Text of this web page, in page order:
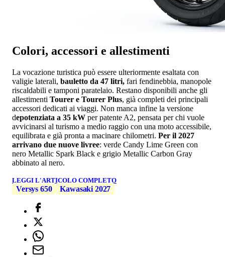
Colori, accessori e allestimenti
La vocazione turistica può essere ulteriormente esaltata con
valigie laterali, bauletto da 47 litri, fari fendinebbia, manopole
riscaldabili e tamponi paratelaio. Restano disponibili anche gli
allestimenti Tourer e Tourer Plus, già completi dei principali
accessori dedicati ai viaggi. Non manca infine la versione
depotenziata a 35 kW per patente A2, pensata per chi vuole
avvicinarsi al turismo a medio raggio con una moto accessibile,
equilibrata e già pronta a macinare chilometri. Per il 2027
arrivano due nuove livree: verde Candy Lime Green con
nero Metallic Spark Black e grigio Metallic Carbon Gray
abbinato al nero.
LEGGI L'ARTICOLO COMPLETO
Versys 650 Kawasaki 2027